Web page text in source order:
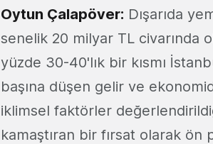
Oytun Çalapöver: Dışarıda
senelik 20 milyar TL civarında
yüzde 30-40'lık bir kısmı
başına düşen gelir ve
iklimsel faktörler
kamaştıran bir fırsat olarak ön